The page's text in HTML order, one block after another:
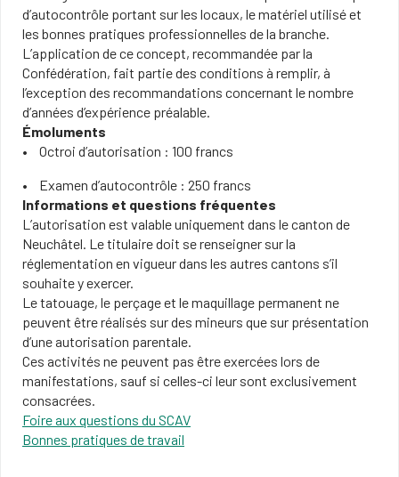
d’autocontrôle portant sur les locaux, le matériel utilisé et
les bonnes pratiques professionnelles de la branche.
L’application de ce concept, recommandée par la
Confédération, fait partie des conditions à remplir, à
l’exception des recommandations concernant le nombre
d’années d’expérience préalable.
Émoluments
Octroi d’autorisation : 100 francs
Examen d’autocontrôle : 250 francs
Informations et questions fréquentes
L’autorisation est valable uniquement dans le canton de
Neuchâtel. Le titulaire doit se renseigner sur la
réglementation en vigueur dans les autres cantons s’il
souhaite y exercer.
Le tatouage, le perçage et le maquillage permanent ne
peuvent être réalisés sur des mineurs que sur présentation
d’une autorisation parentale.
Ces activités ne peuvent pas être exercées lors de
manifestations, sauf si celles-ci leur sont exclusivement
consacrées.
Foire aux questions du SCAV
Bonnes pratiques de travail